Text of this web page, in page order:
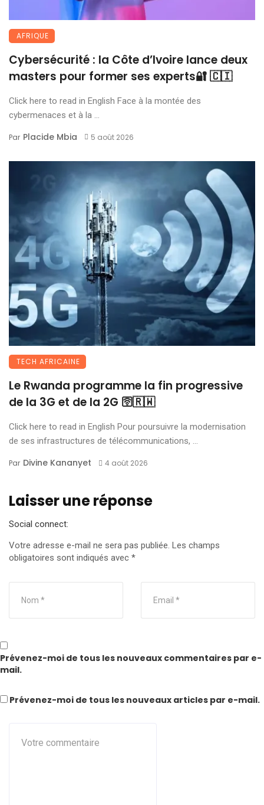
AFRIQUE
Cybersécurité : la Côte d’Ivoire lance deux
masters pour former ses experts🔐 🇨🇮
Click here to read in English Face à la montée des
cybermenaces et à la ...
Par Placide Mbia 5 août 2026
TECH AFRICAINE
Le Rwanda programme la fin progressive
de la 3G et de la 2G 🛜🇷🇼
Click here to read in English Pour poursuivre la modernisation
de ses infrastructures de télécommunications, ...
Par Divine Kananyet 4 août 2026
Laisser une réponse
Social connect:
Votre adresse e-mail ne sera pas publiée. Les champs
obligatoires sont indiqués avec *
Prévenez-moi de tous les nouveaux commentaires par e-
mail.
Prévenez-moi de tous les nouveaux articles par e-mail.